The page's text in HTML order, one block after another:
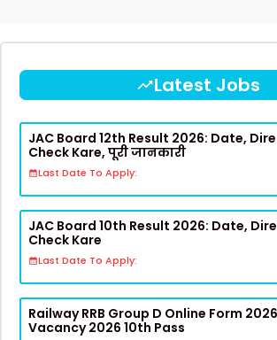
Latest Jobs
JAC Board 12th Result 2026: Date,
Check Kare, पूरी जानकारी
Last Date To Apply:
JAC Board 10th Result 2026: Date,
Check Kare
Last Date To Apply:
Railway RRB Group D Online Form
Vacancy 2026 10th Pass